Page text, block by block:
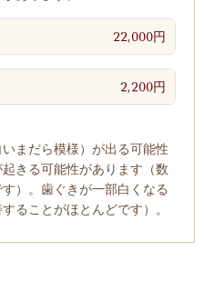
22,000円
2,200円
まだら模様）が出る可能性
きる可能性があります（数
）。歯ぐきが一部白くなる
ることがほとんどです）。